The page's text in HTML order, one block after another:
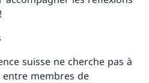
suisse ne cherche pas à
membres de